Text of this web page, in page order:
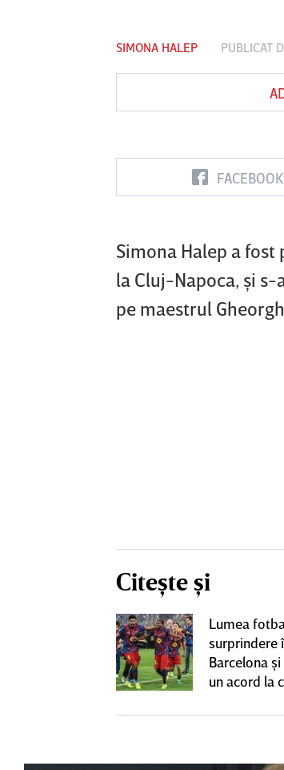
SIMONA HALEP PUBLICAT
FACEBOOK
Simona Halep a
la Cluj-Napoca, şi
pe maestrul
Citește și
Lumea
surprindere
Barcelona
un acord la
FC Botoşani
Vs
Corvinul